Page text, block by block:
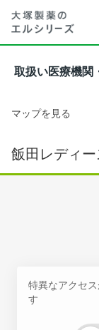
取扱い医療機関
マップを見る
飯田レディ
特異なアクセ
す